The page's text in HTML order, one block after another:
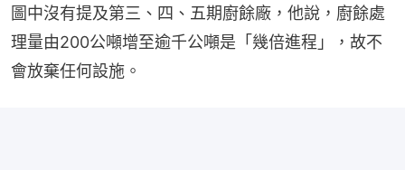
圖中沒有提及第三、四、五期廚餘廠，他說，廚餘處
理量由200公噸增至逾千公噸是「幾倍進程」，故不
會放棄任何設施。